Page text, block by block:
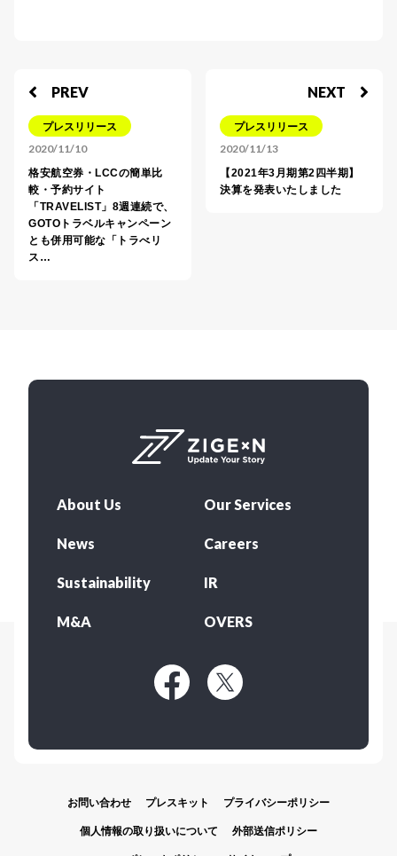
PREV
プレスリリース
2020/11/10
格安航空券・LCCの簡単比
較・予約サイト
「TRAVELIST」8週連続で、
GOTOトラベルキャンペーン
とも併用可能な「トラべリ
ス…
NEXT
プレスリリース
2020/11/13
【2021年3月期第2四半期】
決算を発表いたしました
About Us Our Services
News Careers
Sustainability IR
M&A OVERS
お問い合わせ プレスキット プライバシーポリシー
個人情報の取り扱いについて 外部送信ポリシー